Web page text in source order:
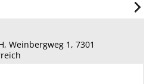
Weinbergweg 1, 7301